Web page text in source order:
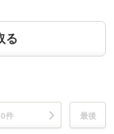
る
件 最後